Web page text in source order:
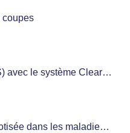
coupes
le système Clear Petra
ORL (oto-rhino-laryngologie)